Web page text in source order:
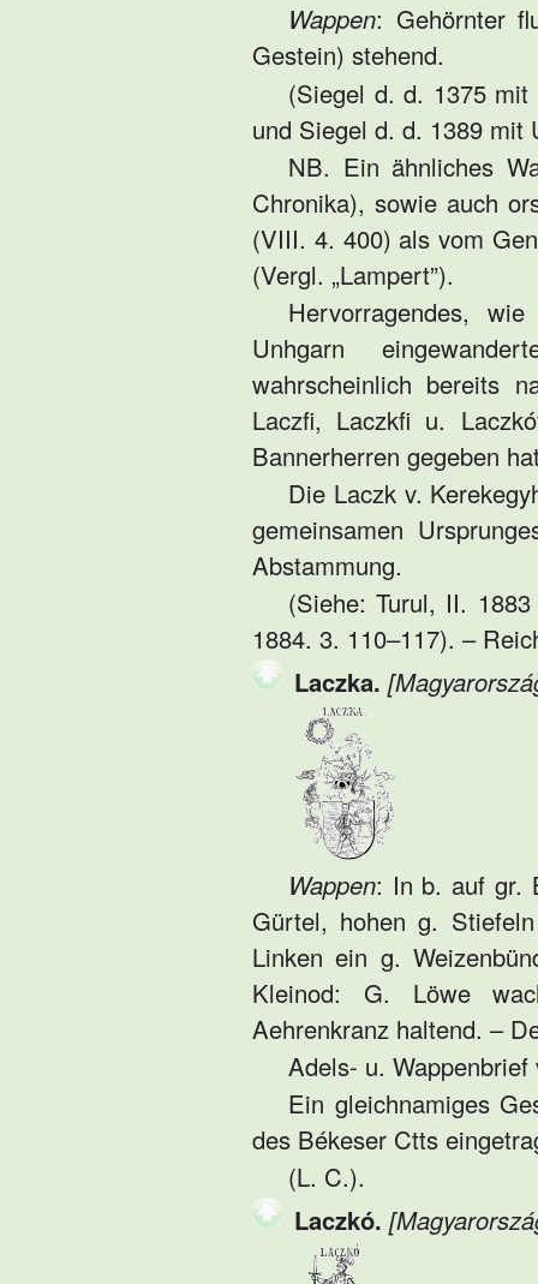
Wappen: Gehörnter
Gestein) stehend.
(Siegel d. d. 1375
und Siegel d. d. 1389 mit
NB. Ein ähnliches
Chronika), sowie auch
(VIII. 4. 400) als vom
(Vergl. „Lampert”).
Hervorragendes,
Unhgarn
wahrscheinlich bereits
Laczfi, Laczkfi u.
Bannerherren gegeben
Die Laczk v.
gemeinsamen
Abstammung.
(Siehe: Turul, II.
1884. 3. 110–117). –
Laczka.
Wappen: In b. auf gr.
Gürtel, hohen g.
Linken ein g.
Kleinod: G. Löwe
Aehrenkranz haltend. –
Adels- u.
Ein gleichnamiges
des Békeser Ctts
(L. C.).
Laczkó.